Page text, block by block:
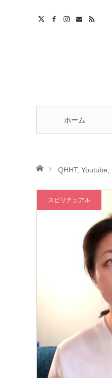
ホーム
ホームQHHT, Youtube
スピリチュアル